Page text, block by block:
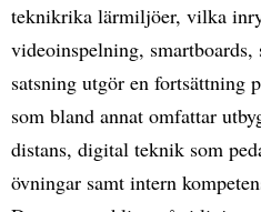
teknikrika lärmiljöer, vilka
videoinspelning,
satsning utgör en fortsättning
som bland annat omfattar
distans, digital teknik som
övningar samt intern